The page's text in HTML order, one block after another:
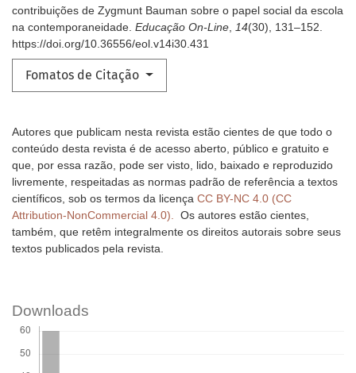
contribuições de Zygmunt Bauman sobre o papel social da escola
na contemporaneidade. Educação On-Line, 14(30), 131–152.
https://doi.org/10.36556/eol.v14i30.431
Fomatos de Citação
Autores que publicam nesta revista estão cientes de que todo o
conteúdo desta revista é de acesso aberto, público e gratuito e
que, por essa razão, pode ser visto, lido, baixado e reproduzido
livremente, respeitadas as normas padrão de referência a textos
científicos, sob os termos da licença CC BY-NC 4.0 (CC
Attribution-NonCommercial 4.0). Os autores estão cientes,
também, que retêm integralmente os direitos autorais sobre seus
textos publicados pela revista.
Downloads